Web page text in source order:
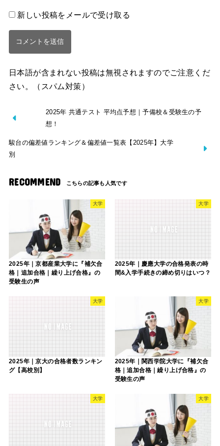
新しい投稿をメールで受け取る
日本語が含まれない投稿は無視されますのでご注意くだ
さい。（スパム対策）
2025年 共通テスト 平均点予想｜予備校＆受験生の予
想！
駿台の偏差値ランキング＆偏差値一覧表【2025年】大学
別
RECOMMEND
大学
2025年｜京都産業大学に『補欠合
格｜追加合格｜繰り上げ合格』の
受験生の声
大学
2025年｜慶應大学の合格発表の時
間&入学手続きの締め切りはいつ？
大学
2025年｜京大の合格者数ランキン
グ【高校別】
大学
2025年｜関西学院大学に『補欠合
格｜追加合格｜繰り上げ合格』の
受験生の声
大学 大学